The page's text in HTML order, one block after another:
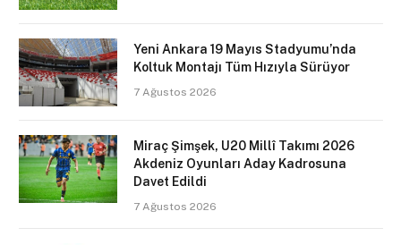
Yeni Ankara 19 Mayıs Stadyumu’nda
Koltuk Montajı Tüm Hızıyla Sürüyor
7 Ağustos 2026
Miraç Şimşek, U20 Millî Takımı 2026
Akdeniz Oyunları Aday Kadrosuna
Davet Edildi
7 Ağustos 2026